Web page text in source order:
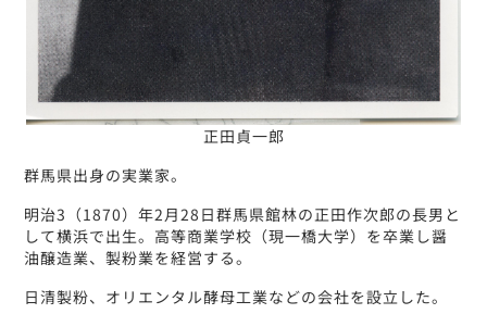
正田貞一郎
群馬県出身の実業家。
明治3（1870）年2月28日群馬県館林の正田作次郎の長男と
して横浜で出生。高等商業学校（現一橋大学）を卒業し醤
油醸造業、製粉業を経営する。
日清製粉、オリエンタル酵母工業などの会社を設立した。